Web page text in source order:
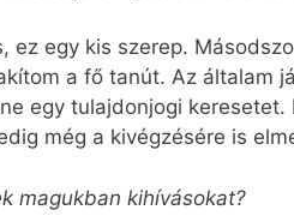
ez egy kis szerep.
a fő tanút. Az általam
egy tulajdonjogi
még a kivégzésére is
magukban kihívásokat?